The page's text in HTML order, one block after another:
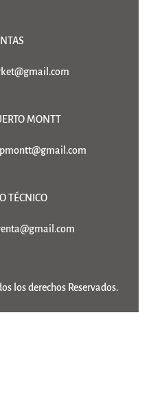
MONTT
TÉCNICO
los derechos Reservados.